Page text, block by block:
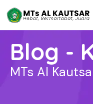
Blog -
MTs Al